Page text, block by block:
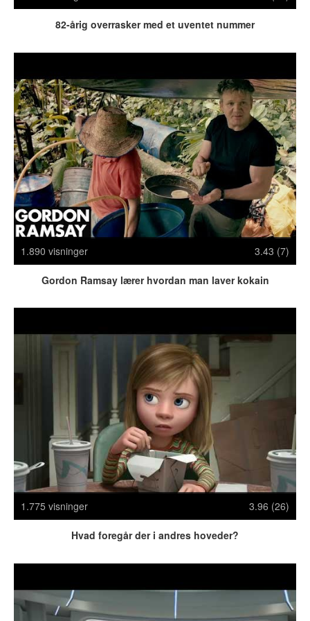
Reklamer
Sketches & Stand-Up
Syge Skills
TV & Film
Bedst bedømte
Flest visninger
Mest delte
Mest omtalte
Billeder
Biler & Motor
Computere
Memes
Mennesker
Nasty Shit!
Owned & Fail!
Rage Face
SMS & Autocorrect
Tattoos
Tegninger
Mest delte
Mest omtalte
82-årig overrasker med et uventet nummer
1.890 visninger 3.43 (7)
Gordon Ramsay lærer hvordan man laver kokain
1.775 visninger 3.96 (26)
Hvad foregår der i andres hoveder?